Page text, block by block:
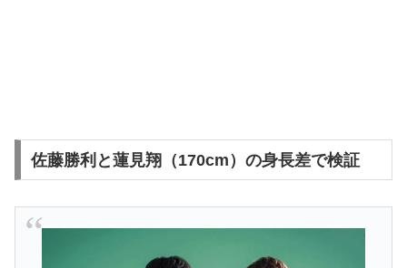
佐藤勝利と蓮見翔（170cm）の身長差で検証